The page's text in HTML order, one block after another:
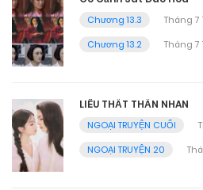
Chương 13.3
Tháng 7
Chương 13.2
Tháng 7
LIÊU THẤT THẦN NHAN
NGOẠI TRUYỆN CUỐI
NGOẠI TRUYỆN 20